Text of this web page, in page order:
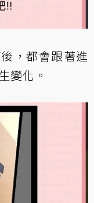
，都會跟著進
變化。